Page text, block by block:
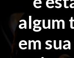
algum
em